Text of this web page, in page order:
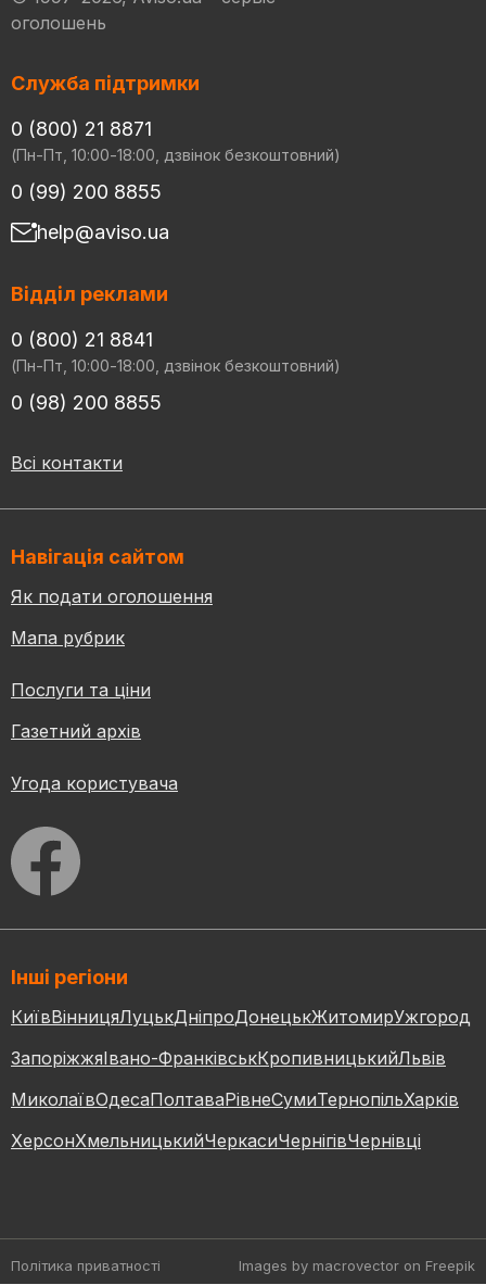
оголошень
Служба підтримки
0 (800) 21 8871
(Пн-Пт, 10:00-18:00, дзвінок безкоштовний)
0 (99) 200 8855
help@aviso.ua
Відділ реклами
0 (800) 21 8841
(Пн-Пт, 10:00-18:00, дзвінок безкоштовний)
0 (98) 200 8855
Всі контакти
Навігація сайтом
Як подати оголошення
Мапа рубрик
Послуги та ціни
Газетний архів
Угода користувача
Інші регіони
КиївВінницяЛуцькДніпроДонецькЖитомирУжгород
ЗапоріжжяІвано-ФранківськКропивницькийЛьвів
МиколаївОдесаПолтаваРівнеСумиТернопільХарків
ХерсонХмельницькийЧеркасиЧернігівЧернівці
Політика приватності Images by macrovector on Freepik